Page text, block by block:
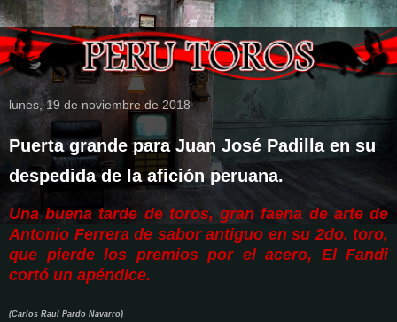
lunes, 19 de noviembre de 2018
Puerta grande para Juan José Padilla en su
despedida de la afición peruana.
Una buena tarde de toros, gran faena de arte de
Antonio Ferrera de sabor antiguo en su 2do. toro,
que pierde los premios por el acero, El Fandi
cortó un apéndice.
(Carlos Raul Pardo Navarro)